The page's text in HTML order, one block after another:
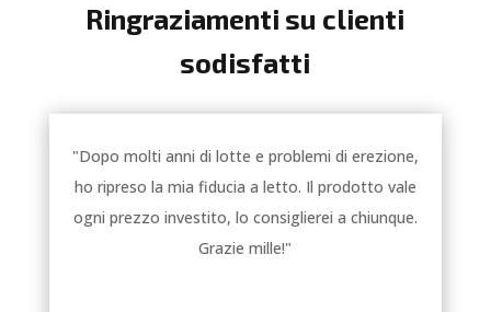
Ringraziamenti su clienti
sodisfatti
"Dopo molti anni di lotte e problemi di erezione,
ho ripreso la mia fiducia a letto. Il prodotto vale
ogni prezzo investito, lo consiglierei a chiunque.
Grazie mille!"